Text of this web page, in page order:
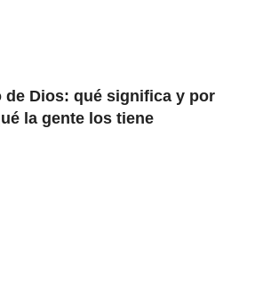
de Dios: qué significa y por
la gente los tiene